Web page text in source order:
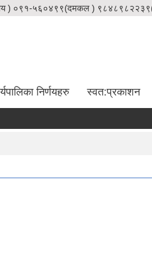
) ०९१-५६०४९९(दमकल )
निर्णयहरु स्वत:प्रकाशन